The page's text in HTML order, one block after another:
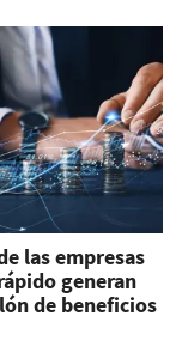
las empresas
generan
de beneficios